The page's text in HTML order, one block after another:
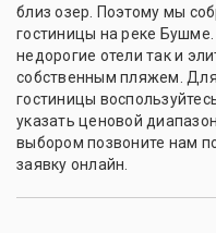
близ озер. Поэтому мы
гостиницы на реке
недорогие отели так и
собственным пляжем.
гостиницы
указать ценовой
выбором позвоните нам
заявку онлайн.